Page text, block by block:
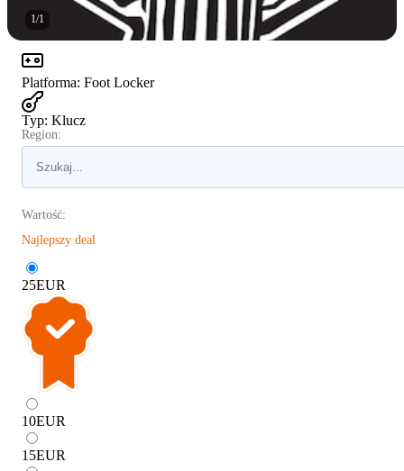
1/1
Platforma: Foot Locker
Typ: Klucz
Region:
Wartość:
Najlepszy deal
25EUR
10EUR
15EUR